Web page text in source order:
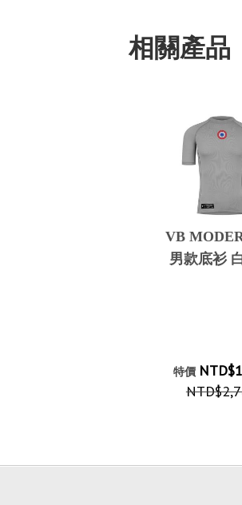
相關產品
VB
男款底衫
特價